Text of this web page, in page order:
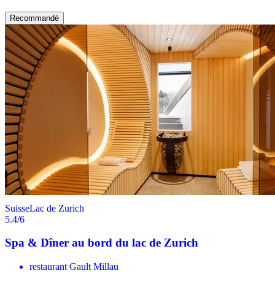
Recommandé
SuisseLac de Zurich
5.4/6
Spa & Dîner au bord du lac de Zurich
restaurant Gault Millau